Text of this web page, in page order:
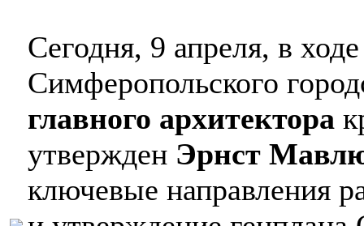
Сегодня, 9 апреля, в
Симферопольского
главного архитектора
утвержден Эрнст
ключевые направления